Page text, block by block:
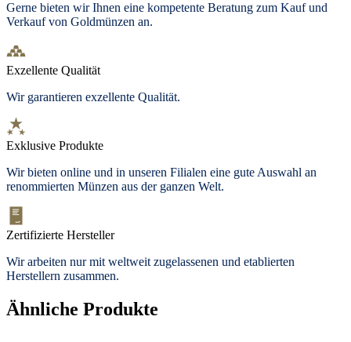
Gerne bieten wir Ihnen eine kompetente Beratung zum Kauf und
Verkauf von Goldmünzen an.
Exzellente Qualität
Wir garantieren exzellente Qualität.
Exklusive Produkte
Wir bieten online und in unseren Filialen eine gute Auswahl an
renommierten Münzen aus der ganzen Welt.
Zertifizierte Hersteller
Wir arbeiten nur mit weltweit zugelassenen und etablierten
Herstellern zusammen.
Ähnliche Produkte